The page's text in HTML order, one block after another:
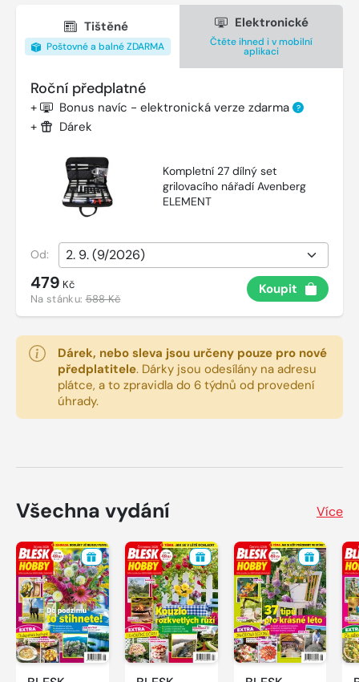
Tištěné
Poštovné a balné ZDARMA
Elektronické
Čtěte ihned i v mobilní
aplikaci
Roční předplatné
+ Bonus navíc - elektronická verze zdarma ?
+ Dárek
Kompletní 27 dílný set
grilovacího nářadí Avenberg
ELEMENT
Od:
479 Kč
Na stánku:588 Kč
Koupit
Dárek, nebo sleva jsou určeny pouze pro nové
předplatitele. Dárky jsou odesílány na adresu
plátce, a to zpravidla do 6 týdnů od provedení
úhrady.
Všechna vydání Více